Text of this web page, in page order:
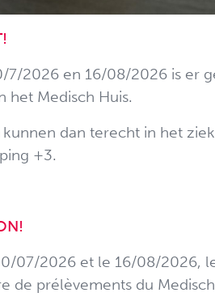
HUIS
7/2026 en 16/08/2026 is er
het Medisch Huis.
kunnen dan terecht in het
+3.
07/2026 et le 16/08/2026,
de prélèvements du